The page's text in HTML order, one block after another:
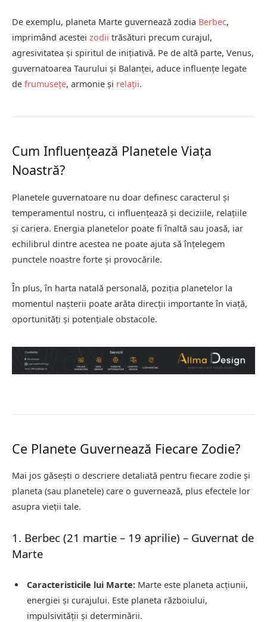
De exemplu, planeta Marte guvernează zodia Berbec,
imprimând acestei zodii trăsături precum curajul,
agresivitatea și spiritul de inițiativă. Pe de altă parte, Venus,
guvernatoarea Taurului și Balanței, aduce influențe legate
de frumusețe, armonie și relații.
Cum Influențează Planetele Viața
Noastră?
Planetele guvernatoare nu doar definesc caracterul și
temperamentul nostru, ci influențează și deciziile, relațiile
și cariera. Energia planetelor poate fi înaltă sau joasă, iar
echilibrul dintre acestea ne poate ajuta să înțelegem
punctele noastre forte și provocările.
În plus, în harta natală personală, poziția planetelor la
momentul nașterii poate arăta direcții importante în viață,
oportunități și potențiale obstacole.
Ce Planete Guvernează Fiecare Zodie?
Mai jos găsești o descriere detaliată pentru fiecare zodie și
planeta (sau planetele) care o guvernează, plus efectele lor
asupra vieții tale.
1. Berbec (21 martie – 19 aprilie) – Guvernat de
Marte
Caracteristicile lui Marte: Marte este planeta acțiunii,
energiei și curajului. Este planeta războiului,
impulsivității și determinării.